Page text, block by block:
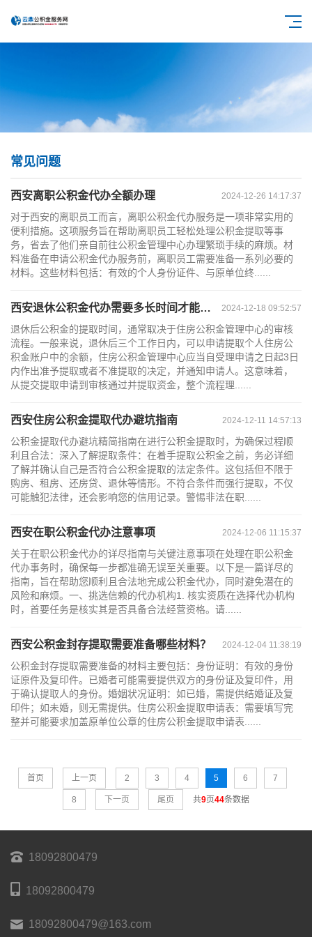
常见问题
2024-12-26 14:17:37
西安离职公积金代办全额办理
对于西安的离职员工而言，离职公积金代办服务是一项非常实用的
便利措施。这项服务旨在帮助离职员工轻松处理公积金提取等事
务，省去了他们亲自前往公积金管理中心办理繁琐手续的麻烦。材
料准备在申请公积金代办服务前，离职员工需要准备一系列必要的
材料。这些材料包括：有效的个人身份证件、与原单位终......
2024-12-18 09:52:57
西安退休公积金代办需要多长时间才能批准？
退休后公积金的提取时间，通常取决于住房公积金管理中心的审核
流程。一般来说，退休后三个工作日内，可以申请提取个人住房公
积金账户中的余额，住房公积金管理中心应当自受理申请之日起3日
内作出准予提取或者不准提取的决定，并通知申请人。这意味着，
从提交提取申请到审核通过并提取资金，整个流程理......
2024-12-11 14:57:13
西安住房公积金提取代办避坑指南
公积金提取代办避坑精简指南在进行公积金提取时，为确保过程顺
利且合法：深入了解提取条件：在着手提取公积金之前，务必详细
了解并确认自己是否符合公积金提取的法定条件。这包括但不限于
购房、租房、还房贷、退休等情形。不符合条件而强行提取，不仅
可能触犯法律，还会影响您的信用记录。警惕非法在职......
2024-12-06 11:15:37
西安在职公积金代办注意事项
关于在职公积金代办的详尽指南与关键注意事项在处理在职公积金
代办事务时，确保每一步都准确无误至关重要。以下是一篇详尽的
指南，旨在帮助您顺利且合法地完成公积金代办，同时避免潜在的
风险和麻烦。一、挑选信赖的代办机构1. 核实资质在选择代办机构
时，首要任务是核实其是否具备合法经营资格。请......
2024-12-04 11:38:19
西安公积金封存提取需要准备哪些材料？
公积金封存提取需要准备的材料主要包括：身份证明：有效的身份
证原件及复印件。已婚者可能需要提供双方的身份证及复印件，用
于确认提取人的身份。婚姻状况证明：如已婚，需提供结婚证及复
印件；如未婚，则无需提供。住房公积金提取申请表：需要填写完
整并可能要求加盖原单位公章的住房公积金提取申请表......
首页 上一页 2 3 4 5 6 7
8 下一页 尾页 共9页44条数据
18092800479
18092800479
18092800479@163.com